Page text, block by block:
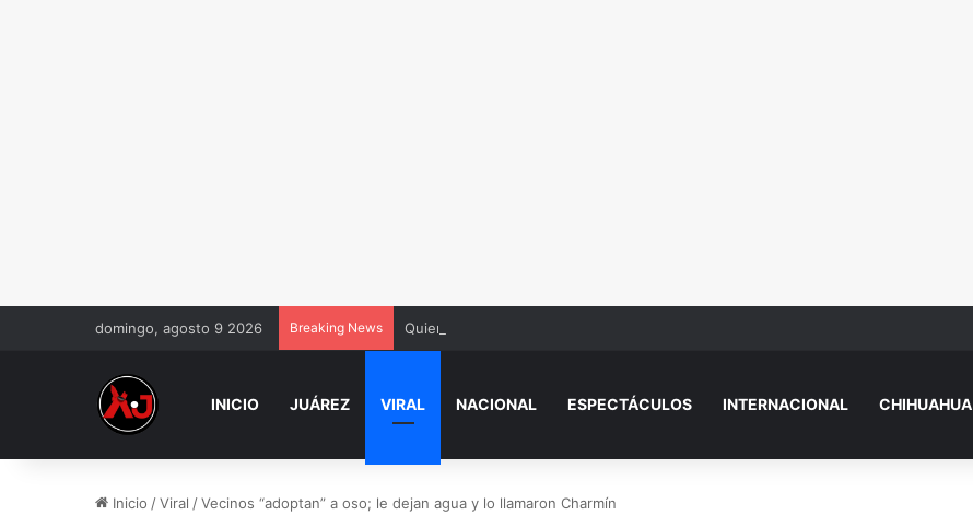
domingo, agosto 9 2026 Breaking News Quieres casa de Vivienda para el Bienestar 2026
INICIO JUÁREZ VIRAL NACIONAL ESPECTÁCULOS INTERNACIONAL CHIHUAHUA
Inicio /Viral /Vecinos “adoptan” a oso; le dejan agua y lo llamaron Charmín